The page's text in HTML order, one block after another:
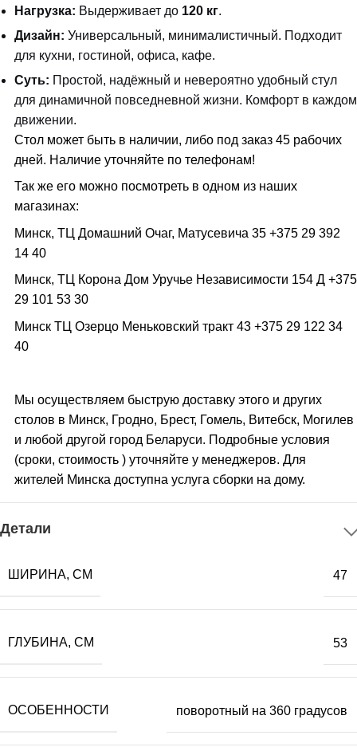
Нагрузка: Выдерживает до 120 кг.
Дизайн: Универсальный, минималистичный. Подходит
для кухни, гостиной, офиса, кафе.
Суть: Простой, надёжный и невероятно удобный стул
для динамичной повседневной жизни. Комфорт в каждом
движении.
Стол может быть в наличии, либо под заказ 45 рабочих
дней. Наличие уточняйте по телефонам!
Так же его можно посмотреть в одном из наших
магазинах:
Минск, ТЦ Домашний Очаг, Матусевича 35 +375 29 392
14 40
Минск, ТЦ Корона Дом Уручье Независимости 154 Д +375
29 101 53 30
Минск ТЦ Озерцо Меньковский тракт 43 +375 29 122 34
40
Мы осуществляем быструю доставку этого и других
столов в Минск, Гродно, Брест, Гомель, Витебск, Могилев
и любой другой город Беларуси. Подробные условия
(сроки, стоимость ) уточняйте у менеджеров. Для
жителей Минска доступна услуга сборки на дому.
Детали
ШИРИНА, СМ 47
ГЛУБИНА, СМ 53
ОСОБЕННОСТИ поворотный на 360 градусов